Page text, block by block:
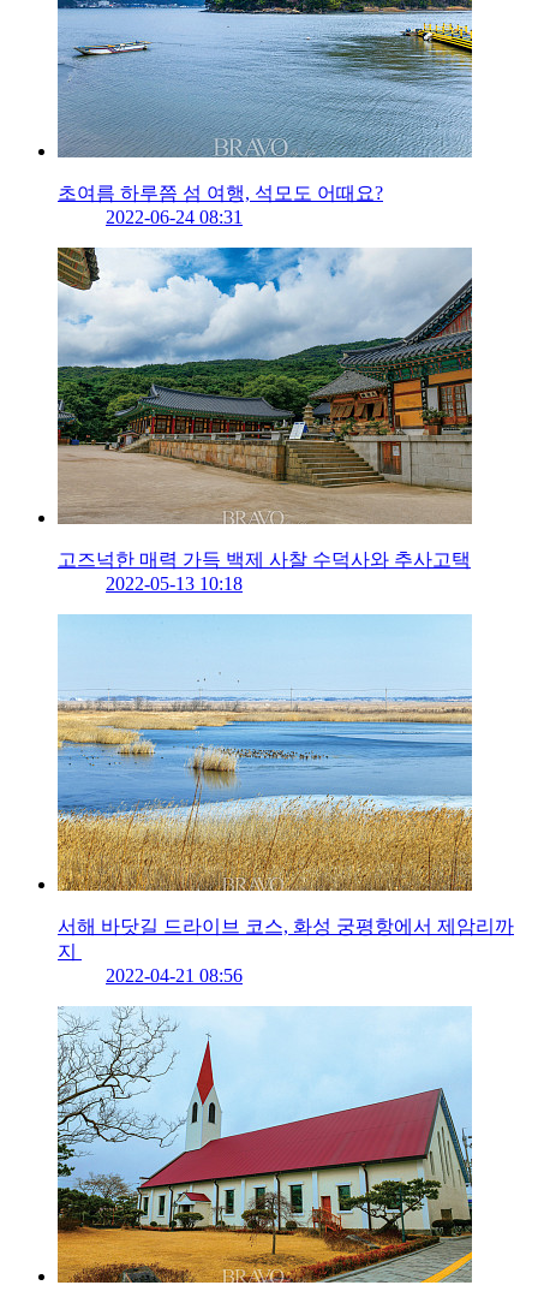
초여름 하루쯤 섬 여행, 석모도 어때요?
2022-06-24 08:31
고즈넉한 매력 가득 백제 사찰 수덕사와 추사고택
2022-05-13 10:18
서해 바닷길 드라이브 코스, 화성 궁평항에서 제암리까
지
2022-04-21 08:56